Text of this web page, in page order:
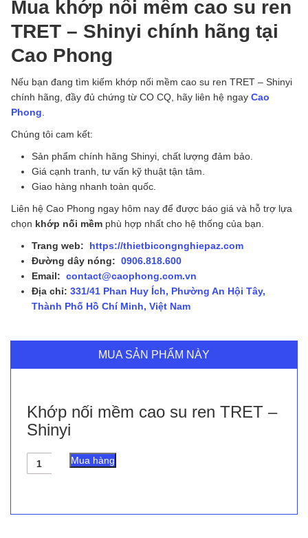
Mua khớp nối mềm cao su ren
TRET – Shinyi chính hãng tại
Cao Phong
Nếu bạn đang tìm kiếm khớp nối mềm cao su ren TRET – Shinyi
chính hãng, đầy đủ chứng từ CO CQ, hãy liên hệ ngay Cao
Phong.
Chúng tôi cam kết:
Sản phẩm chính hãng Shinyi, chất lượng đảm bảo.
Giá cạnh tranh, tư vấn kỹ thuật tận tâm.
Giao hàng nhanh toàn quốc.
Liên hệ Cao Phong ngay hôm nay để được báo giá và hỗ trợ lựa
chọn khớp nối mềm phù hợp nhất cho hệ thống của bạn.
Trang web: https://thietbicongnghiepaz.com
Đường dây nóng: 0906.818.600
Email: contact@caophong.com.vn
Địa chỉ: 331/41 Phan Huy Ích, Phường An Hội Tây,
Thành Phố Hồ Chí Minh, Việt Nam
MUA SẢN PHẨM NÀY
Khớp nối mềm cao su ren TRET –
Shinyi
Khớp
nối
Mua hàng